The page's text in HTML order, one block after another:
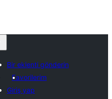
Bir eklenti gönderin
Favorilerim
Giriş yap